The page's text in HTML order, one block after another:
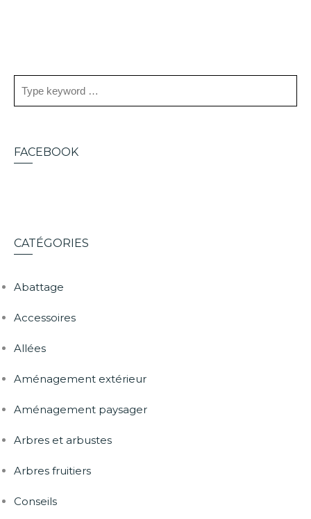
FACEBOOK
CATÉGORIES
Abattage
Accessoires
Allées
Aménagement extérieur
Aménagement paysager
Arbres et arbustes
Arbres fruitiers
Conseils